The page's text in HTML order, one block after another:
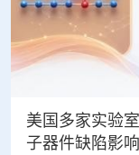
美国多家实验
子器件缺陷影响